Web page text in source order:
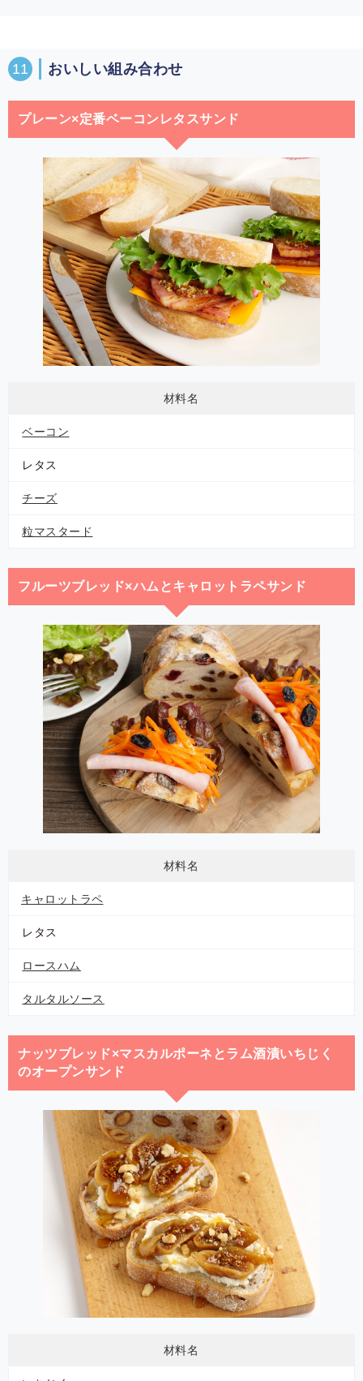
11 おいしい組み合わせ
プレーン×定番ベーコンレタスサンド
材料名
ベーコン
レタス
チーズ
粒マスタード
フルーツブレッド×ハムとキャロットラペサンド
材料名
キャロットラペ
レタス
ロースハム
タルタルソース
ナッツブレッド×マスカルポーネとラム酒漬いちじく
のオープンサンド
材料名